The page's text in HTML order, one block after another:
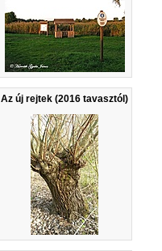
Az új rejtek (2016 tavasztól)